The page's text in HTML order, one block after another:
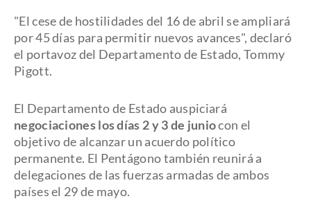
"El cese de hostilidades del 16 de abril se ampliará
por 45 días para permitir nuevos avances", declaró
el portavoz del Departamento de Estado, Tommy
Pigott.
El Departamento de Estado auspiciará
negociaciones los días 2 y 3 de juniocon el
objetivo de alcanzar un acuerdo político
permanente. El Pentágono también reunirá a
delegaciones de las fuerzas armadas de ambos
países el 29 de mayo.